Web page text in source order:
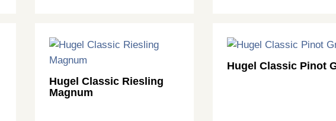
Hugel Classic Riesling
Magnum
Hugel Classic Pinot